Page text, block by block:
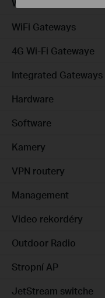
Wired Gateways
WiFi Gateways
4G Wi-Fi Gatewaye
Integrated Gateways
Hardware
Software
Kamery
VPN routery
Management
Video rekordéry
Outdoor Radio
Stropní AP
JetStream switche